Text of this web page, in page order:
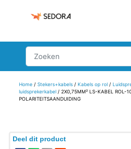
Home/ Stekers+kabels/ Kabels op rol/
luidsprekerkabel/ 2X0,75MM² LS-KABEL ROL-
POLARITEITSAANDUIDING
Deel dit product